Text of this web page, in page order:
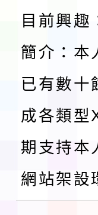
檢送
及師
實施
115
程
函轉
鎮韌
速演
「
本校
第3
檢送
目前興
簡介：本
已有數十
成各類型
期支持本
網站架設